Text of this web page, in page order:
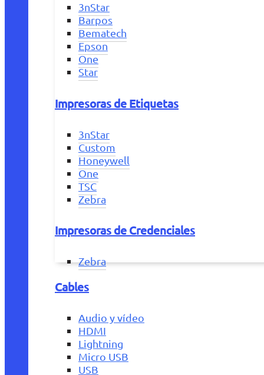
3nStar
Barpos
Bematech
Epson
One
Star
Impresoras de Etiquetas
3nStar
Custom
Honeywell
One
TSC
Zebra
Impresoras de Credenciales
Zebra
Cables
Audio y vídeo
HDMI
Lightning
Micro USB
USB